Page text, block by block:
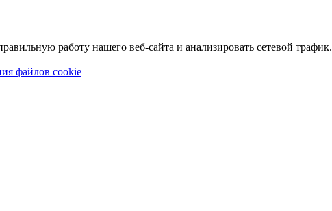
работу нашего веб-сайта и анализировать сетевой трафик.
файлов cookie